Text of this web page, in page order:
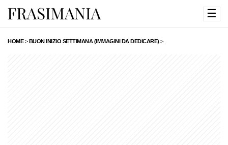
☰
HOME>BUON INIZIO SETTIMANA (IMMAGINI DA DEDICARE) >